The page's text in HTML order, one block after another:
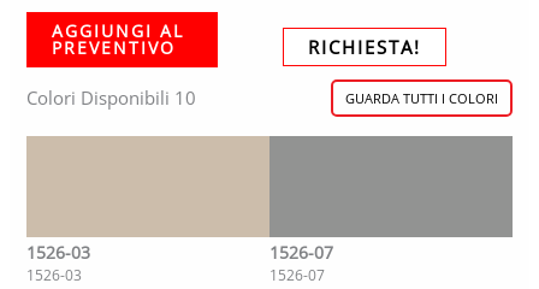
AGGIUNGI AL
PREVENTIVO RICHIESTA!
Colori Disponibili 10 GUARDA TUTTI I COLORI
1526-03
1526-03
1526-07
1526-07